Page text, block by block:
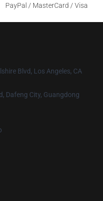
PayPal / MasterCard / Visa
Blvd, Los Angeles, CA
Dafeng City, Guangdong